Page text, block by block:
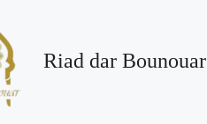
Riad dar Bounouar